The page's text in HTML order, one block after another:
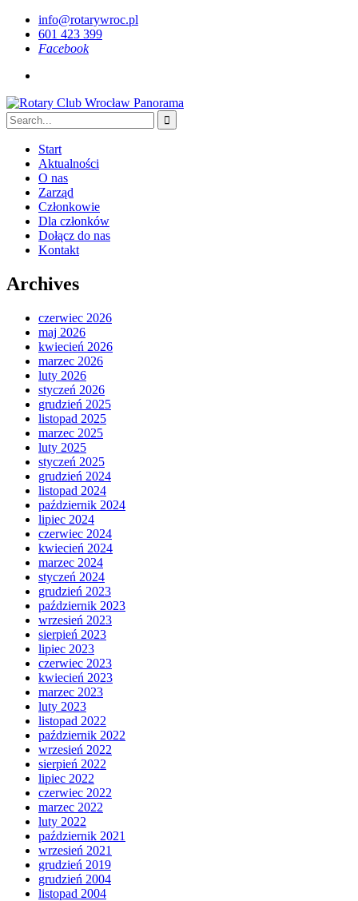
info@rotarywroc.pl
601 423 399
Facebook
Start
Aktualności
O nas
Zarząd
Członkowie
Dla członków
Dołącz do nas
Kontakt
Archives
czerwiec 2026
maj 2026
kwiecień 2026
marzec 2026
luty 2026
styczeń 2026
grudzień 2025
listopad 2025
marzec 2025
luty 2025
styczeń 2025
grudzień 2024
listopad 2024
październik 2024
lipiec 2024
czerwiec 2024
kwiecień 2024
marzec 2024
styczeń 2024
grudzień 2023
październik 2023
wrzesień 2023
sierpień 2023
lipiec 2023
czerwiec 2023
kwiecień 2023
marzec 2023
luty 2023
listopad 2022
październik 2022
wrzesień 2022
sierpień 2022
lipiec 2022
czerwiec 2022
marzec 2022
luty 2022
październik 2021
wrzesień 2021
grudzień 2019
grudzień 2004
listopad 2004